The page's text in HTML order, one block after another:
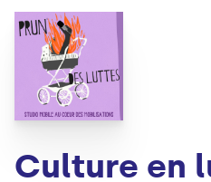
Culture en